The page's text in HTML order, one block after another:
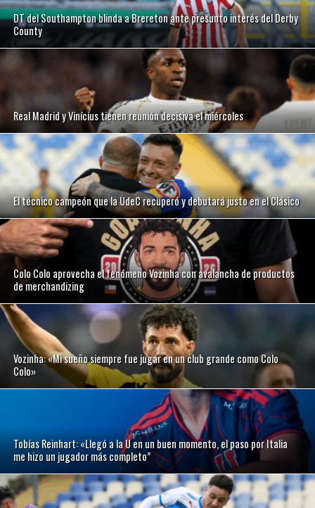
DT del Southampton blinda a Brereton ante presunto interés del Derby
County
Real Madrid y Vinícius tienen reunión decisiva el miércoles
El técnico campeón que la UdeC recuperó y debutará justo en el Clásico
Colo Colo aprovecha el fenómeno Vozinha con avalancha de productos
de merchandizing
Vozinha: «Mi sueño siempre fue jugar en un club grande como Colo
Colo»
Tobías Reinhart: «Llegó a la U en un buen momento, el paso por Italia
me hizo un jugador más completo”